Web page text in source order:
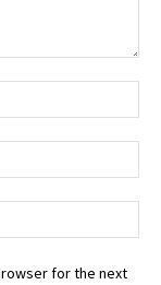
for the next